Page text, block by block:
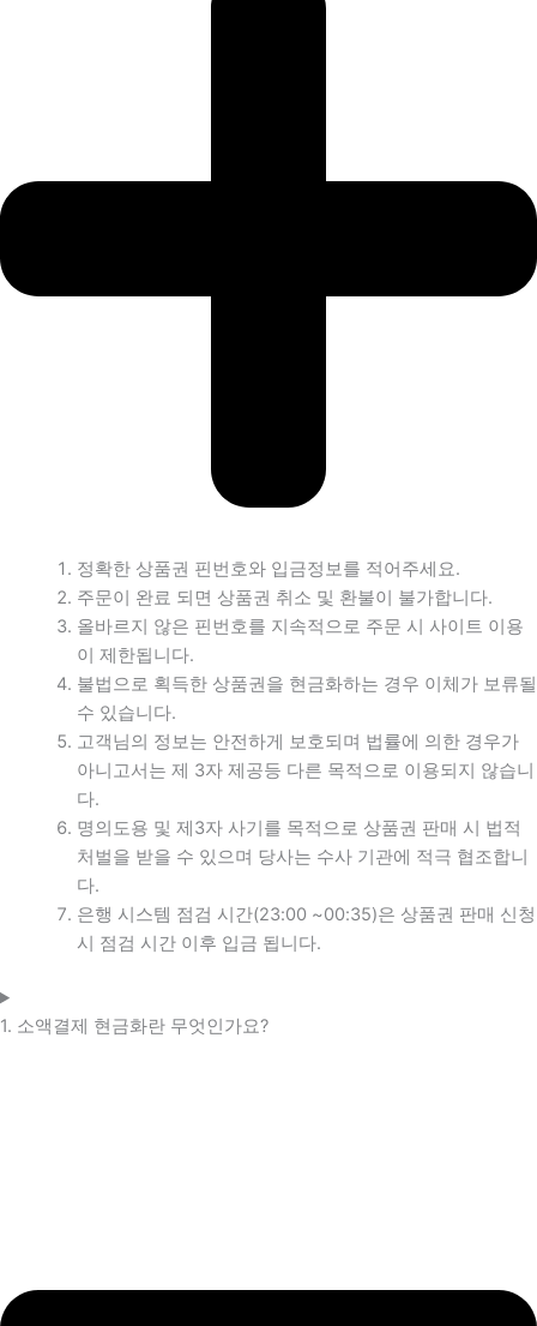
정확한 상품권 핀번호와 입금정보를 적어주세요.
주문이 완료 되면 상품권 취소 및 환불이 불가합니다.
올바르지 않은 핀번호를 지속적으로 주문 시 사이트 이용
이 제한됩니다.
불법으로 획득한 상품권을 현금화하는 경우 이체가 보류될
수 있습니다.
고객님의 정보는 안전하게 보호되며 법률에 의한 경우가
아니고서는 제 3자 제공등 다른 목적으로 이용되지 않습니
다.
명의도용 및 제3자 사기를 목적으로 상품권 판매 시 법적
처벌을 받을 수 있으며 당사는 수사 기관에 적극 협조합니
다.
은행 시스템 점검 시간(23:00 ~00:35)은 상품권 판매 신청
시 점검 시간 이후 입금 됩니다.
1. 소액결제 현금화란 무엇인가요?